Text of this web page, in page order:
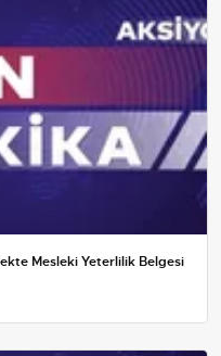
Mesleki Yeterlilik Belgesi